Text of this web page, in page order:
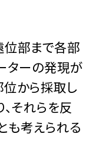
位部まで各部
ターの発現が
位から採取し
それらを反
も考えられる